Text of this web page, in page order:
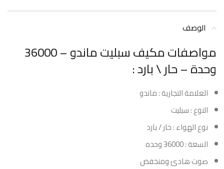
الوصف
مواصفات مكيف سبليت ماندو – 36000
وحدة – حار \ بارد :
العلامة التجارية : ماندو
النوع : سبليت
نوع الهواء : حار / بارد
السعة : 36000 وحده
صوت هادئ ومنخفض